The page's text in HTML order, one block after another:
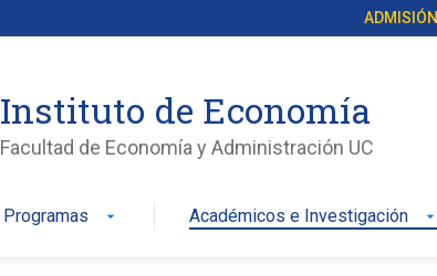
ADMISIÓN
Instituto de Economía
Facultad de Economía y Administración UC
Programas arrow_drop_down Académicos e Investigación arrow_drop_down